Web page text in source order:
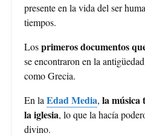
presente en la vida del ser
tiempos.
Losprimeros documentos
se encontraron en la
como Grecia.
En la Edad Media, la música
la iglesia, lo que la hacía
divino.